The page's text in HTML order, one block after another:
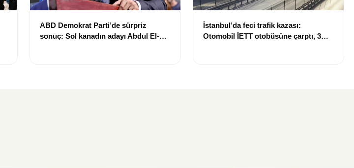
ABD Demokrat Parti’de sürpriz
sonuç: Sol kanadın adayı Abdul El-
İstanbul’da feci trafik kazası:
Otomobil İETT otobüsüne çarptı, 3